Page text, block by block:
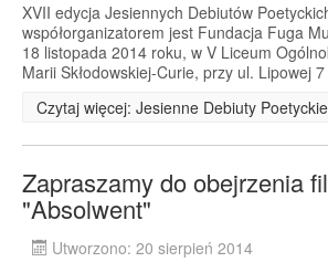
XVII edycja Jesiennych Debiutów
współorganizatorem jest Fundacja Fuga
18 listopada 2014 roku, w V Liceum
Marii Skłodowskiej-Curie, przy ul. Lipowej
Czytaj więcej: Jesienne Debiuty
Zapraszamy do obejrzenia
"Absolwent"
Utworzono: 20 sierpień 2014